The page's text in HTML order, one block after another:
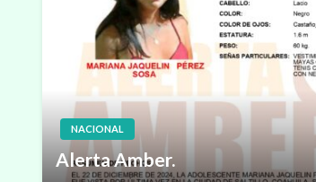
NACIONAL
Alerta Amber.